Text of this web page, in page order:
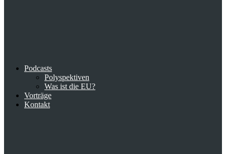
Podcasts
Polyspektiven
Was ist die EU?
Vorträge
Kontakt